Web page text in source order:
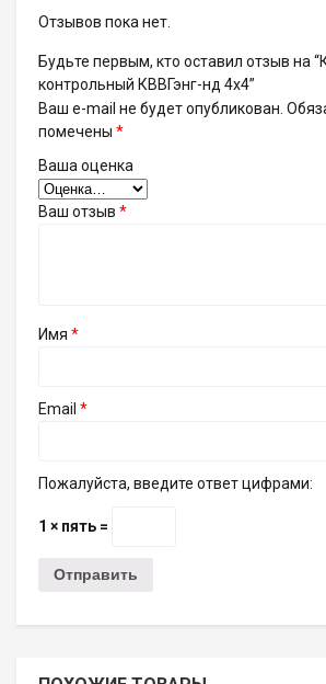
Отзывов пока нет.
Будьте первым, кто оставил отзыв на
контрольный КВВГэнг-нд 4х4”
Ваш e-mail не будет опубликован.
помечены *
Ваша оценка
Ваш отзыв *
Имя *
Email *
Пожалуйста, введите ответ цифрами:
1 × пять =